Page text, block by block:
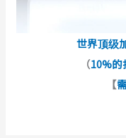
世界顶级
（10%的
【